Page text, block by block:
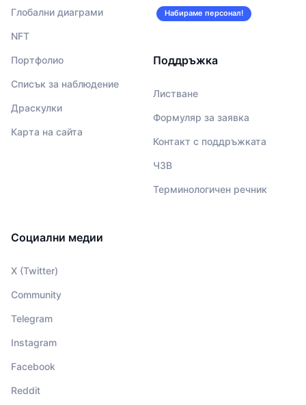
Глобални диаграми
NFT
Портфолио
Списък за наблюдение
Драскулки
Карта на сайта
Набираме персонал!
Поддръжка
Листване
Формуляр за заявка
Контакт с поддръжката
ЧЗВ
Терминологичен речник
Социални медии
X (Twitter)
Community
Telegram
Instagram
Facebook
Reddit